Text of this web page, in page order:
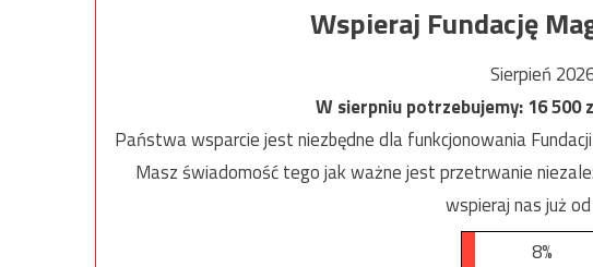
Wspieraj Fundację
Sierpień
W sierpniu potrzebujemy:16 500
Państwa wsparcie jest niezbędne dla funkcjonowania
Masz świadomość tego jak ważne jest przetrwanie
wspieraj nas już
8%